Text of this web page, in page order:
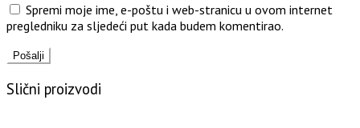
Spremi moje ime, e-poštu i web-stranicu u ovom internet
pregledniku za sljedeći put kada budem komentirao.
Slični proizvodi